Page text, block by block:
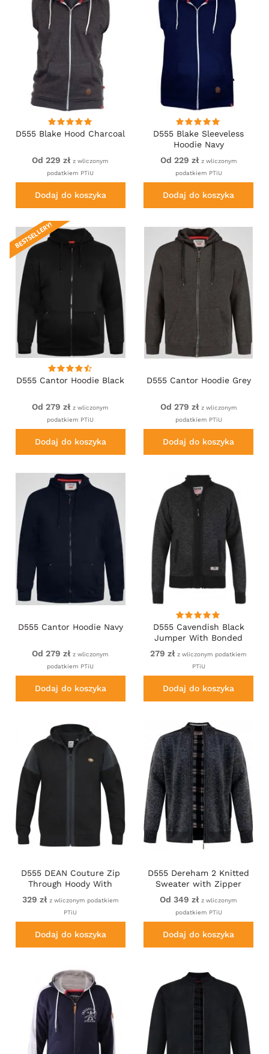
D555 Blake Hood Charcoal
Od 229 zł z wliczonym
podatkiem PTiU
Dodaj do koszyka
D555 Blake Sleeveless
Hoodie Navy
Od 229 zł z wliczonym
podatkiem PTiU
Dodaj do koszyka
D555 Cantor Hoodie Black
BESTSELLERY!
Od 279 zł z wliczonym
podatkiem PTiU
Dodaj do koszyka
D555 Cantor Hoodie Grey
Od 279 zł z wliczonym
podatkiem PTiU
Dodaj do koszyka
D555 Cantor Hoodie Navy
Od 279 zł z wliczonym
podatkiem PTiU
Dodaj do koszyka
D555 Cavendish Black
Jumper With Bonded
Fleece Lining And Pocket
279 zł z wliczonym podatkiem
PTiU
Dodaj do koszyka
D555 DEAN Couture Zip
Through Hoody With
Woven Contrast Fabric
Trim Black
329 zł z wliczonym podatkiem
PTiU
Dodaj do koszyka
D555 Dereham 2 Knitted
Sweater with Zipper
Charcoal Marl
Od 349 zł z wliczonym
podatkiem PTiU
Dodaj do koszyka